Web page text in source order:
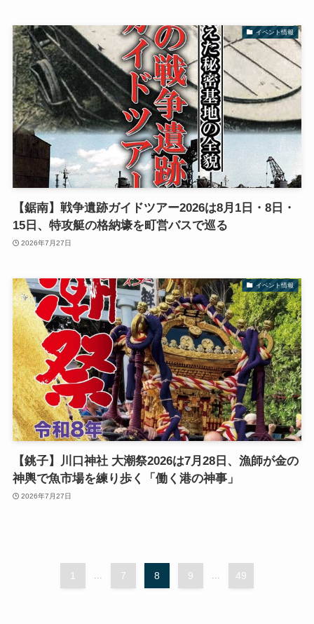
イベント情報
【鋸南】戦争遺跡ガイドツアー2026は8月1日・8日・
15日、特攻艇の格納壕を町営バスで巡る
2026年7月27日
イベント情報
【銚子】川口神社 大潮祭2026は7月28日、漁師が金の
神輿で魚市場を練り歩く「働く港の神事」
2026年7月27日
1 ... 7 8 9 ... 49